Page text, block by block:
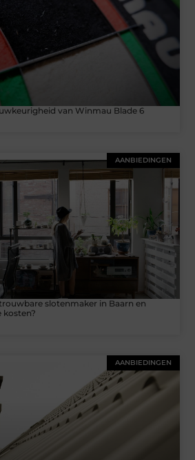
van Winmau Blade 6
AANBIEDINGEN
slotenmaker in Baarn en
AANBIEDINGEN